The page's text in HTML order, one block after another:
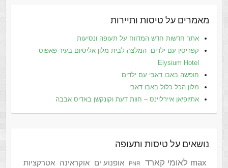
מאמרים על טיסות ותיירות
אתר חדשות חדש המדווח על תעופה ונסיעות
קפריסין עם ילדים- המלצה לבית מלון אליסיום בעיר פאפוס-
Elysium Hotel
חופשה באבו דאבי עם ילדים
מלון הכל כלול באבו דאבי
אתיופיאן איירליינס – חוות דעת וקונקשן באדיס אבבה
נושאים על טיסות ותעופה
max לאומי קארד PNR אופנוע ים אוקראינה אטרקציות